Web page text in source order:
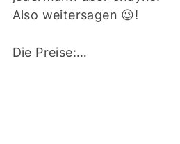
Also weitersagen 😉!
Die Preise:…